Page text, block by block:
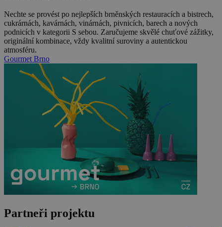
Nechte se provést po nejlepších brněnských restauracích a bistrech,
cukrárnách, kavárnách, vinárnách, pivnicích, barech a nových
podnicích v kategorii S sebou. Zaručujeme skvělé chuťové zážitky,
originální kombinace, vždy kvalitní suroviny a autentickou
atmosféru.
Gourmet Brno
Partneři projektu